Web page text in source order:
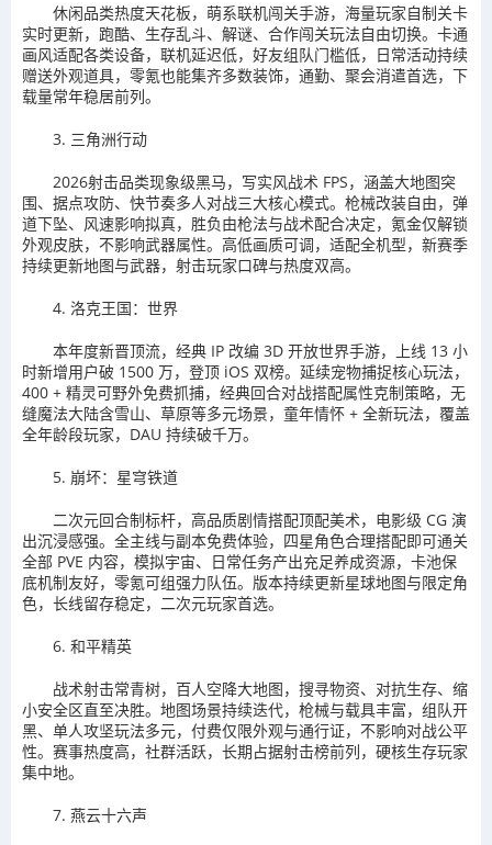
休闲品类热度天花板，萌系联机闯关手游，海量玩家自制关卡
实时更新，跑酷、生存乱斗、解谜、合作闯关玩法自由切换。卡通
画风适配各类设备，联机延迟低，好友组队门槛低，日常活动持续
赠送外观道具，零氪也能集齐多数装饰，通勤、聚会消遣首选，下
载量常年稳居前列。
3. 三角洲行动
2026射击品类现象级黑马，写实风战术 FPS，涵盖大地图突
围、据点攻防、快节奏多人对战三大核心模式。枪械改装自由，弹
道下坠、风速影响拟真，胜负由枪法与战术配合决定，氪金仅解锁
外观皮肤，不影响武器属性。高低画质可调，适配全机型，新赛季
持续更新地图与武器，射击玩家口碑与热度双高。
4. 洛克王国：世界
本年度新晋顶流，经典 IP 改编 3D 开放世界手游，上线 13 小
时新增用户破 1500 万，登顶 iOS 双榜。延续宠物捕捉核心玩法，
400 + 精灵可野外免费抓捕，经典回合对战搭配属性克制策略，无
缝魔法大陆含雪山、草原等多元场景，童年情怀 + 全新玩法，覆盖
全年龄段玩家，DAU 持续破千万。
5. 崩坏：星穹铁道
二次元回合制标杆，高品质剧情搭配顶配美术，电影级 CG 演
出沉浸感强。全主线与副本免费体验，四星角色合理搭配即可通关
全部 PVE 内容，模拟宇宙、日常任务产出充足养成资源，卡池保
底机制友好，零氪可组强力队伍。版本持续更新星球地图与限定角
色，长线留存稳定，二次元玩家首选。
6. 和平精英
战术射击常青树，百人空降大地图，搜寻物资、对抗生存、缩
小安全区直至决胜。地图场景持续迭代，枪械与载具丰富，组队开
黑、单人攻坚玩法多元，付费仅限外观与通行证，不影响对战公平
性。赛事热度高，社群活跃，长期占据射击榜前列，硬核生存玩家
集中地。
7. 燕云十六声